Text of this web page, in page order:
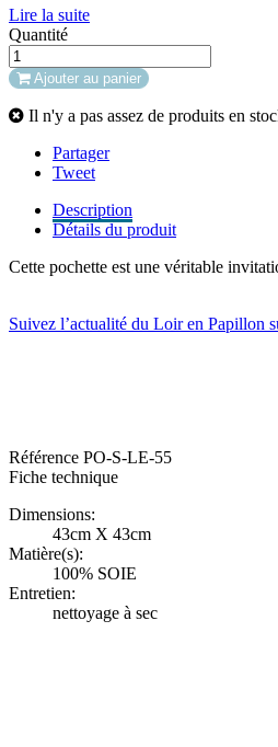
Lire la suite
Quantité
Ajouter au panier
Il n'y a pas assez de produits en
Partager
Tweet
Description
Détails du produit
Cette pochette est une véritable
Suivez l’actualité du Loir en Papillon
Référence PO-S-LE-55
Fiche technique
Dimensions:
43cm X 43cm
Matière(s):
100% SOIE
Entretien:
nettoyage à sec